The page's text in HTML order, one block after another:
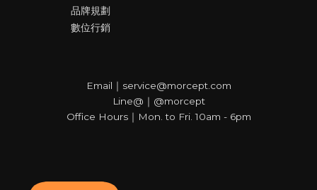
品牌規劃
數位行銷
Email｜service@morcept.com
Line@｜@morcept
Office Hours｜Mon. to Fri. 10am - 6pm